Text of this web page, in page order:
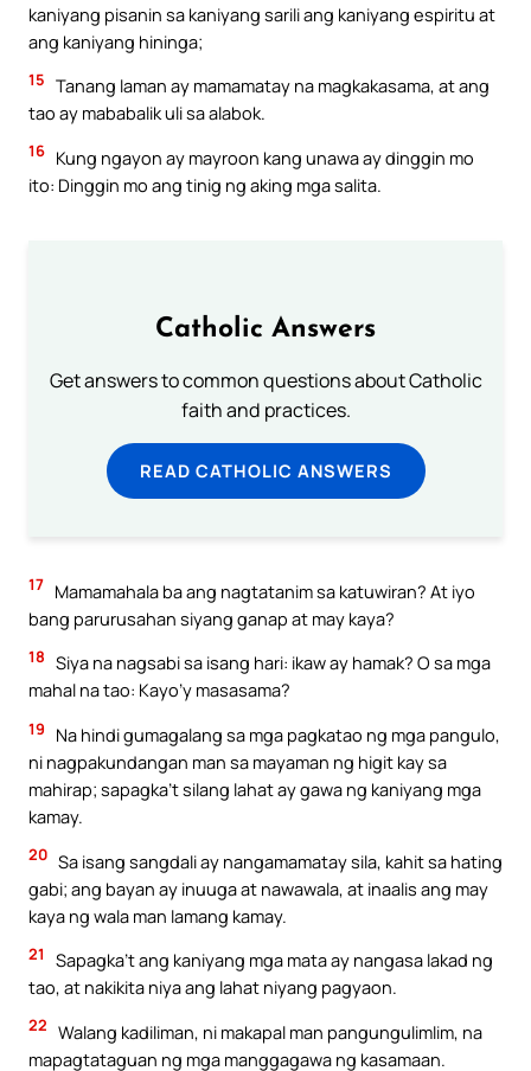
kaniyang pisanin sa kaniyang sarili ang kaniyang espiritu at
ang kaniyang hininga;
15 Tanang laman ay mamamatay na magkakasama, at ang
tao ay mababalik uli sa alabok.
16 Kung ngayon ay mayroon kang unawa ay dinggin mo
ito: Dinggin mo ang tinig ng aking mga salita.
Catholic Answers
Get answers to common questions about Catholic
faith and practices.
READ CATHOLIC ANSWERS
17 Mamamahala ba ang nagtatanim sa katuwiran? At iyo
bang parurusahan siyang ganap at may kaya?
18 Siya na nagsabi sa isang hari: ikaw ay hamak? O sa mga
mahal na tao: Kayo’y masasama?
19
Na hindi gumagalang sa mga pagkatao ng mga pangulo,
ni nagpakundangan man sa mayaman ng higit kay sa
mahirap; sapagka’t silang lahat ay gawa ng kaniyang mga
kamay.
20 Sa isang sangdali ay nangamamatay sila, kahit sa hating
gabi; ang bayan ay inuuga at nawawala, at inaalis ang may
kaya ng wala man lamang kamay.
21
Sapagka’t ang kaniyang mga mata ay nangasa lakad ng
tao, at nakikita niya ang lahat niyang pagyaon.
22 Walang kadiliman, ni makapal man pangungulimlim, na
mapagtataguan ng mga manggagawa ng kasamaan.